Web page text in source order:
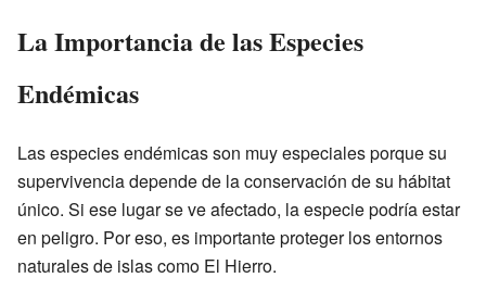
La Importancia de las Especies
Endémicas
Las especies endémicas son muy especiales porque su
supervivencia depende de la conservación de su hábitat
único. Si ese lugar se ve afectado, la especie podría estar
en peligro. Por eso, es importante proteger los entornos
naturales de islas como El Hierro.